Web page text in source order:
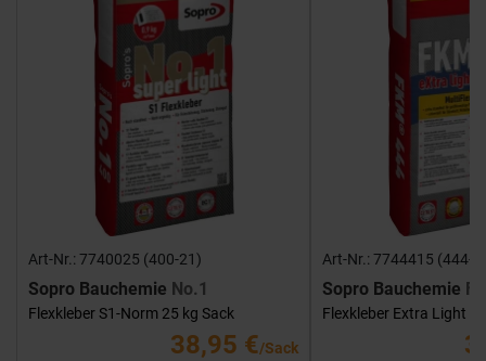
Art-Nr.: 7740025 (400-21)
Sopro Bauchemie No.1
Flexkleber S1-Norm 25 kg Sack
38,95 €/Sack
Art-Nr.: 7744415 (444-
Sopro Bauchemie
Flexkleber Extra Light